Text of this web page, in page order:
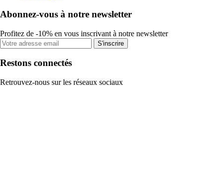
Abonnez-vous à notre newsletter
Profitez de -10% en vous inscrivant à notre newsletter
S'inscrire
Restons connectés
Retrouvez-nous sur les réseaux sociaux